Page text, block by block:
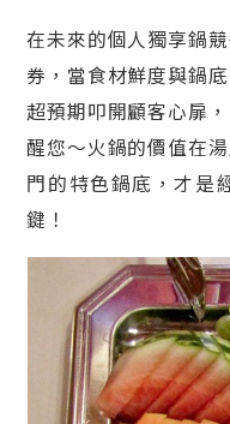
在未來的個人獨享鍋
券，當食材鮮度與鍋
超預期叩開顧客心扉
醒您～火鍋的價值在
門的特色鍋底，才是
鍵！